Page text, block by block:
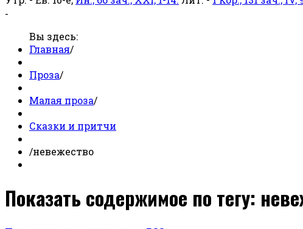
-
Вы здесь:
Главная/
Проза/
Малая проза/
Сказки и притчи
/невежество
Показать содержимое по тегу: